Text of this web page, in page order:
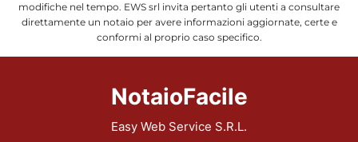
modifiche nel tempo. EWS srl invita pertanto gli utenti a consultare
direttamente un notaio per avere informazioni aggiornate, certe e
conformi al proprio caso specifico.
NotaioFacile
Easy Web Service S.R.L.